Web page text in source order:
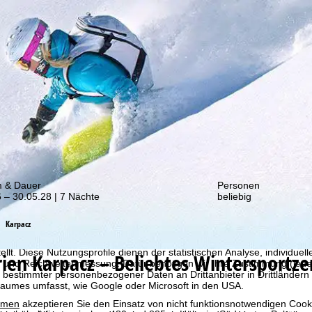
erheben wir mit Hilfe von Cookies Nutzungsinformationen, die wir,
Diese Nutzungsprofile dienen der statistischen Analyse,
und Reichweitenmessung. Dafür benötigen wir Ihre Zustimmung
personenbezogener Daten an Drittanbieter in
umfasst, wie Google oder Microsoft in den USA.
akzeptieren Sie den Einsatz von nicht funktionsnotwendigen
unseren Rabatt-Aktionen!
& Dauer
– 30.05.28 | 7 Nächte
Personen
beliebig
Karpacz
Karpacz – Beliebtes